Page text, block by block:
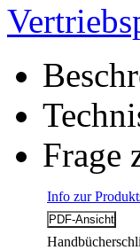
Frage
Info zur
Handbücher